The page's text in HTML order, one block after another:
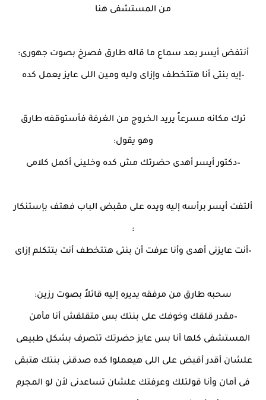
من المستشفى هنا
أنتفض أيسر بعد سماع ما قاله طارق فصرخ بصوت جهورى:
–إيه بنتى أنا هتتخطف وإزاى وليه ومين اللى عايز يعمل كده
ترك مكانه مسرعاً يريد الخروج من الغرفة فأستوقفه طارق
وهو يقول:
–دكتور أيسر أهدى حضرتك مش كده وخلينى أكمل كلامى
ألتفت أيسر برأسه إليه ويده على مقبض الباب فهتف بإستنكار
:
–أنت عايزنى أهدى وأنا عرفت أن بنتى هتتخطف أنت بتتكلم إزاى
سحبه طارق من مرفقه يديره إليه قائلاً بصوت رزين:
–مقدر قلقك وخوفك على بنتك بس متقلقش أنا مأمن
المستشفى كلها أنا بس عايز حضرتك تتصرف بشكل طبيعى
علشان أقدر أقبض على اللى هيعملوا كده صدقنى بنتك هتبقى
فى أمان وأنا قولتلك وعرفتك علشان تساعدنى لأن لو المجرم